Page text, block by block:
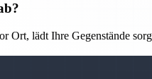
Ort, lädt Ihre Gegenstände